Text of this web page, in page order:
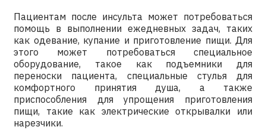
Пациентам после инсульта может потребоваться
помощь в выполнении ежедневных задач, таких
как одевание, купание и приготовление пищи. Для
этого может потребоваться специальное
оборудование, такое как подъемники для
переноски пациента, специальные стулья для
комфортного принятия душа, а также
приспособления для упрощения приготовления
пищи, такие как электрические открывалки или
нарезчики.